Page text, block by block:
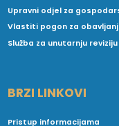
Upravni odjel za
Vlastiti pogon za
Služba za unutarnju reviziju
BRZI LINKOVI
Pristup informacijama